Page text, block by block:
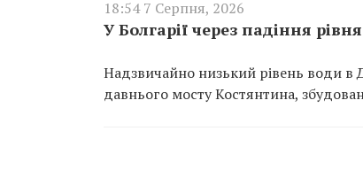
18:54 7 Серпня, 2026
У Болгарії через падіння
Надзвичайно низький рівень води в
давнього мосту Костянтина,